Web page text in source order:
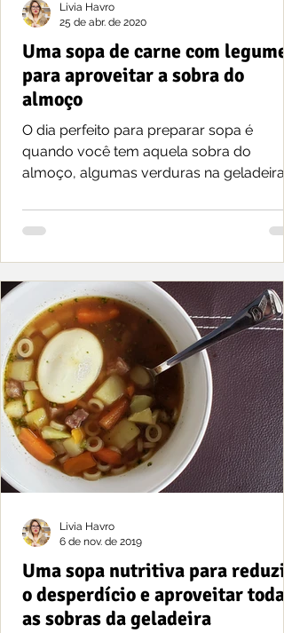
Uma sopa de carne com legumes
para aproveitar a sobra do
almoço
O dia perfeito para preparar sopa é
quando você tem aquela sobra do
almoço, algumas verduras na geladeira
Livia Havro
25 de abr. de 2020
Uma sopa nutritiva para reduzir
o desperdício e aproveitar todas
as sobras da geladeira
Livia Havro
6 de nov. de 2019